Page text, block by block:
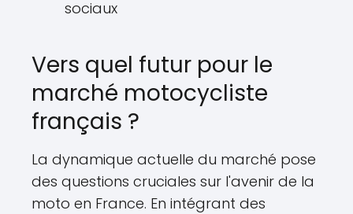
sociaux
Vers quel futur pour le
marché motocycliste
français ?
La dynamique actuelle du marché pose
des questions cruciales sur l'avenir de la
moto en France. En intégrant des